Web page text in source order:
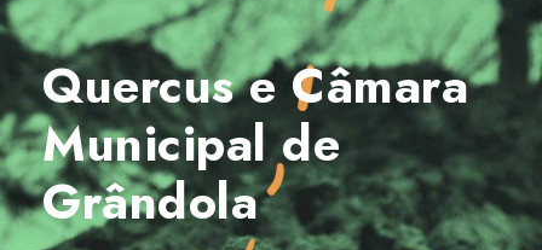
Quercus e Câmara
Municipal de
Grândola